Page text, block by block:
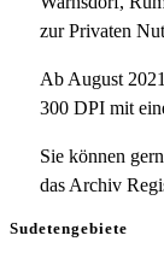
zur Privaten
Ab August
300 DPI mit
Sie können
das Archiv
Sudetengebiete